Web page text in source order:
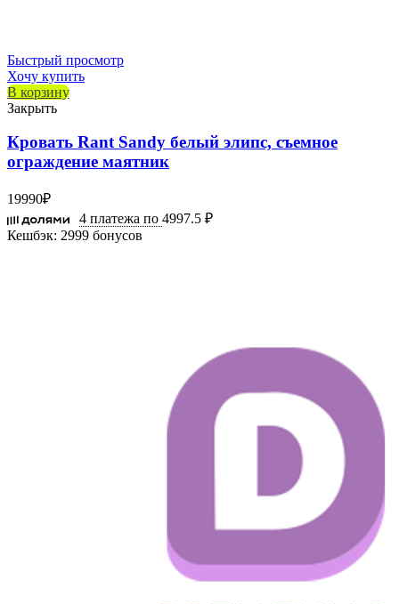
Быстрый просмотр
Хочу купить
В корзину
Закрыть
Кровать Rant Sandy белый элипс, съемное
ограждение маятник
19990₽
4 платежа по 4997.5 ₽
Кешбэк: 2999 бонусов